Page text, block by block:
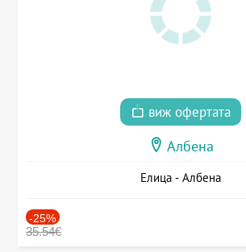
виж офертата
Албена
Елица - Албена
-25%
35.54€